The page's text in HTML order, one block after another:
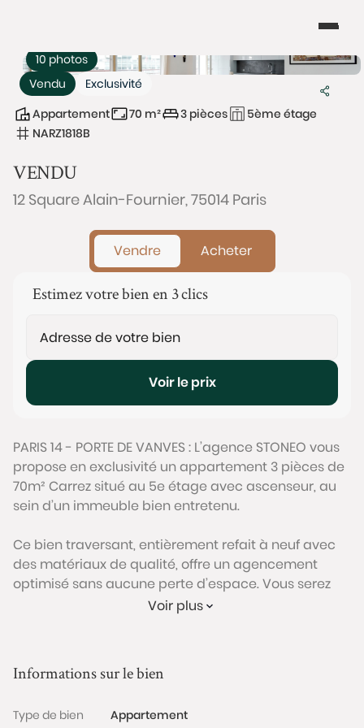
Vendu Exclusivité
10 photos
Appartement 70 m² 3 pièces
5ème étage
NARZ1818B
VENDU
12 Square Alain-Fournier, 75014 Paris
Vendre Acheter
Estimez votre bien en 3 clics
Voir le prix
PARIS 14 - PORTE DE VANVES : L’agence STONEO vous
propose en exclusivité un appartement 3 pièces de
70m² Carrez situé au 5e étage avec ascenseur, au
sein d’un immeuble bien entretenu.
Ce bien traversant, entièrement refait à neuf avec
des matériaux de qualité, offre un agencement
optimisé sans aucune perte d’espace. Vous serez
séduit par sa belle pièce de vie lumineuse avec
L’espace nuit, bien séparé de la pièce de vie,
calme absolu, dont une grande chambre parentale
Voir plus
Informations sur le bien
Type de bien
Appartement